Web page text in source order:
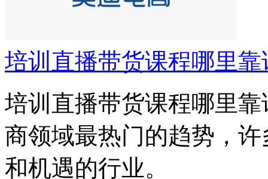
培训直播带货课程哪里靠
培训直播带货课程哪里
商领域最热门的趋势，
和机遇的行业。